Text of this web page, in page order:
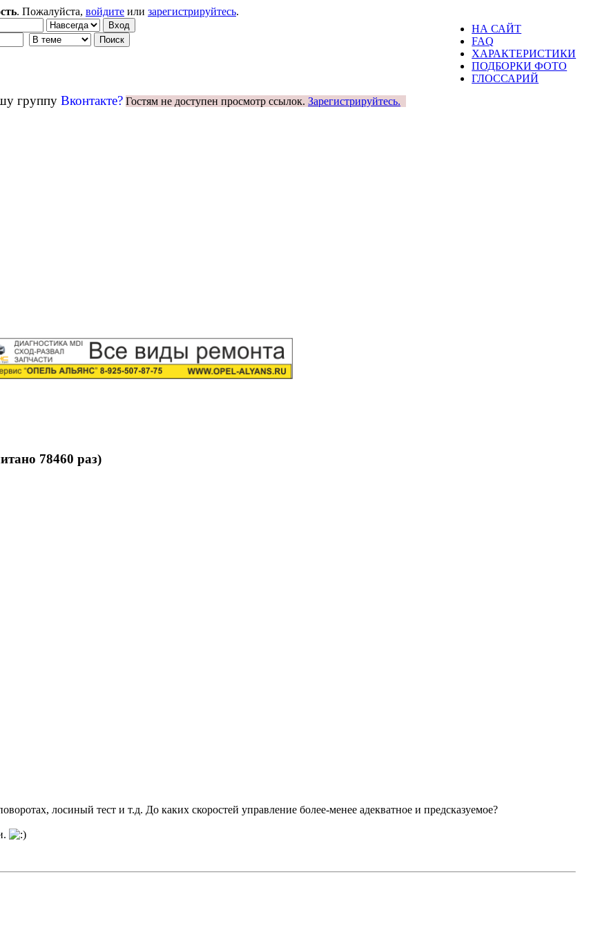
НА САЙТ
FAQ
ХАРАКТЕРИСТИКИ
ПОДБОРКИ ФОТО
ГЛОССАРИЙ
. Пожалуйста, войдите или зарегистрируйтесь.
группу Вконтакте? Гостям не доступен просмотр ссылок. Зарегистрируйтесь.
78460 раз)
лосиный тест и т.д. До каких скоростей управление более-менее адекватное и предсказуемое?